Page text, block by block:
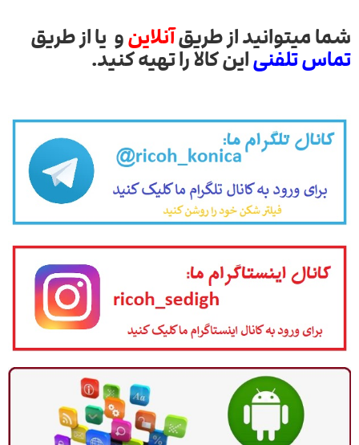
شما میتوانید از طریقآنلاینو یا از طریق
تماس تلفنیاین کالا را تهیه کنید.